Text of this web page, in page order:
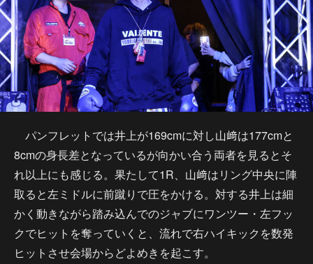
パンフレットでは井上が169cmに対し山﨑は177cmと
8cmの身長差となっているが向かい合う両者を見るとそ
れ以上にも感じる。果たして1R、山﨑はリング中央に陣
取ると左ミドルに前蹴りで圧をかける。対する井上は細
かく動きながら踏み込んでのジャブにワンツー・左フッ
クでヒットを奪っていくと、流れで右ハイキックを数発
ヒットさせ会場からどよめきを起こす。